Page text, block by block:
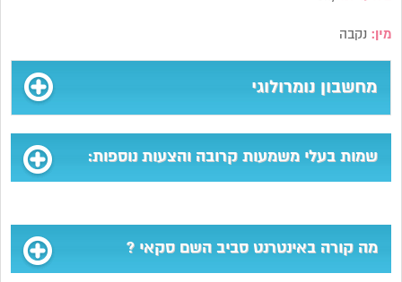
מין: נקבה
מחשבון נומרולוגי
שמות בעלי משמעות קרובה והצעות נוספות:
מה קורה באינטרנט סביב השם סקאי ?